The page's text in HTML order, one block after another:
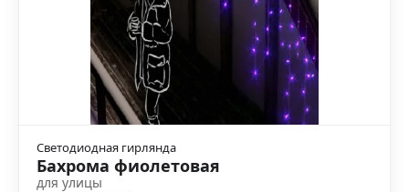
Светодиодная гирлянда
Бахрома фиолетовая
для улицы